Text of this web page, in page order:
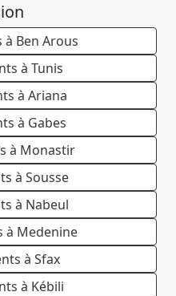
Ben Arous
à Tunis
à Ariana
à Gabes
à Monastir
à Sousse
à Nabeul
à Medenine
à Sfax
à Kébili